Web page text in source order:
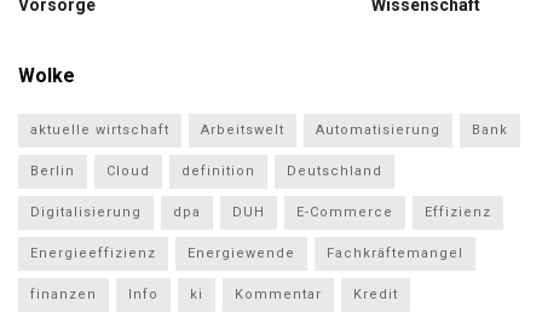
Vorsorge
Wissenschaft
Wolke
aktuelle wirtschaft Arbeitswelt Automatisierung Bank
Berlin Cloud definition Deutschland
Digitalisierung dpa DUH E-Commerce Effizienz
Energieeffizienz Energiewende Fachkräftemangel
finanzen Info ki Kommentar Kredit